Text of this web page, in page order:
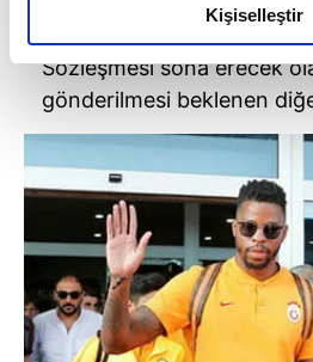
olduğunu ve sizlere en iyi içerikleri
elimizden gelen çabayı
reklamların maliyetlerimizi
kalemimiz olduğunu sizlere
Her halükârda, kullanıcılar, bu
takdirde, kullanıcılara hedefli
gösterilmeyecektir."
Sizlere daha iyi bir hizmet
Sitemizde kendimize ve üçüncü
kullanılmaktadır. Bu çerezler
verileriniz işlenmekte olup gerekli
Kişiselleştir
Sözleşmesi sona erecek
gönderilmesi beklenen